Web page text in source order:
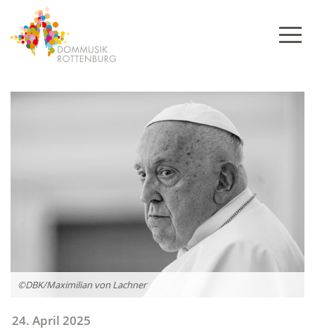
content
©DBK/Maximilian von Lachner
24. April 2025